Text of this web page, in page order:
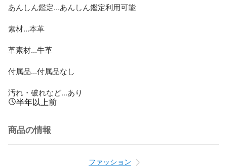
あんしん鑑定...あんしん鑑定利用可能
素材...本革
革素材...牛革
付属品...付属品なし
汚れ・破れなど...あり
半年以上前
商品の情報
ファッション